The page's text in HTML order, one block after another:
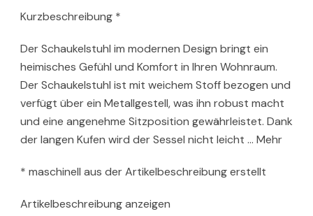
Kurzbeschreibung *
Der Schaukelstuhl im modernen Design bringt ein
heimisches Gefühl und Komfort in Ihren Wohnraum.
Der Schaukelstuhl ist mit weichem Stoff bezogen und
verfügt über ein Metallgestell, was ihn robust macht
und eine angenehme Sitzposition gewährleistet. Dank
der langen Kufen wird der Sessel nicht leicht … Mehr
* maschinell aus der Artikelbeschreibung erstellt
Artikelbeschreibung anzeigen